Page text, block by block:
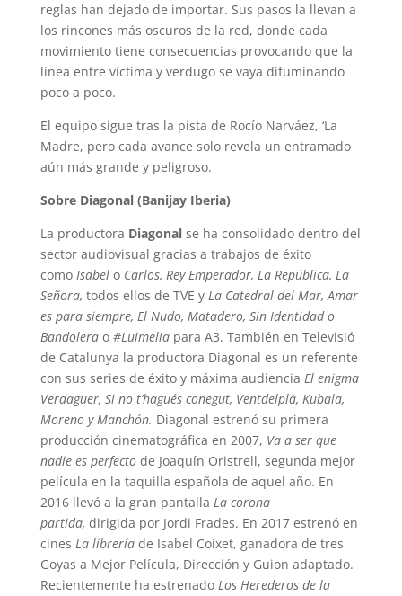
reglas han dejado de importar. Sus pasos la llevan a
los rincones más oscuros de la red, donde cada
movimiento tiene consecuencias provocando que la
línea entre víctima y verdugo se vaya difuminando
poco a poco.
El equipo sigue tras la pista de Rocío Narváez, ‘La
Madre, pero cada avance solo revela un entramado
aún más grande y peligroso.
Sobre Diagonal (Banijay Iberia)
La productora Diagonal se ha consolidado dentro del
sector audiovisual gracias a trabajos de éxito
como Isabel oCarlos, Rey Emperador, La República, La
Señora, todos ellos de TVE yLa Catedral del Mar, Amar
es para siempre, El Nudo, Matadero, Sin Identidad o
Bandolerao #Luimeliapara A3. También en Televisió
de Catalunya la productora Diagonal es un referente
con sus series de éxito y máxima audiencia El enigma
Verdaguer, Si no t’hagués conegut, Ventdelplà, Kubala,
Moreno y Manchón. Diagonal estrenó su primera
producción cinematográfica en 2007, Va a ser que
nadie es perfectode Joaquín Oristrell, segunda mejor
película en la taquilla española de aquel año. En
2016 llevó a la gran pantalla La corona
partida, dirigida por Jordi Frades. En 2017 estrenó en
cines La libreríade Isabel Coixet, ganadora de tres
Goyas a Mejor Película, Dirección y Guion adaptado.
Recientemente ha estrenado Los Herederos de la